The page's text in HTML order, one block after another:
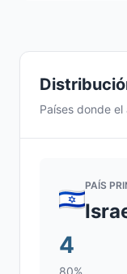
Países donde
PAÍS
4
80%